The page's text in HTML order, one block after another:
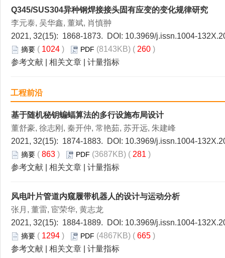
Q345/SUS304异种钢焊接接头固有应变的变化规律研究
李元泰, 吴华鑫, 董斌, 肖慎翀
2021, 32(15): 1868-1873. DOI: 10.3969/j.issn.1004-
摘要 ( 1024 ) PDF (8143KB) ( 260 )
参考文献
相关文章 计量指标
工程前沿
基于随机秘钥蝙蝠算法的多行设施布局设计
董舒豪, 徐志刚, 秦开仲, 常艳茹, 苏开远, 朱建峰
2021, 32(15): 1874-1883. DOI: 10.3969/j.issn.1004-
摘要 ( 863 ) PDF (3687KB) ( 281 )
参考文献
相关文章 计量指标
风电叶片管道内窥履带机器人的设计与运动分析
张月, 董雷, 宦荣华, 黄志龙
2021, 32(15): 1884-1889. DOI: 10.3969/j.issn.1004-
摘要 ( 1294 ) PDF (4867KB) ( 665 )
参考文献
相关文章 计量指标